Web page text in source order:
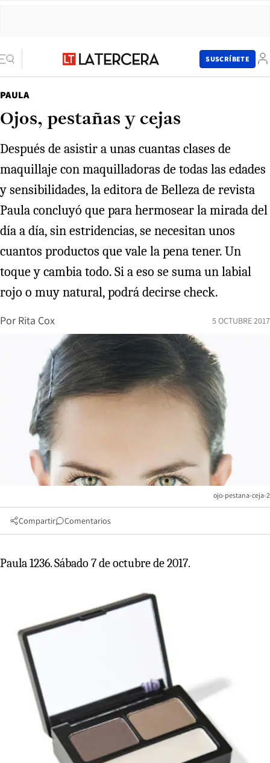
SUSCRÍBETE
PAULA
Ojos, pestañas y cejas
Después de asistir a unas cuantas clases de
maquillaje con maquilladoras de todas las edades
y sensibilidades, la editora de Belleza de revista
Paula concluyó que para hermosear la mirada del
día a día, sin estridencias, se necesitan unos
cuantos productos que vale la pena tener. Un
toque y cambia todo. Si a eso se suma un labial
rojo o muy natural, podrá decirse check.
Por Rita Cox 5 OCTUBRE 2017
ojo-pestana-ceja-2
Compartir Comentarios
Paula 1236. Sábado 7 de octubre de 2017.